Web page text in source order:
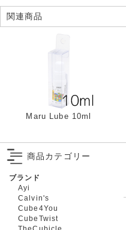
関連商品
Maru Lube 10ml
商品カテゴリー
ブランド
Ayi
Calvin's
Cube4You
CubeTwist
TheCubicle